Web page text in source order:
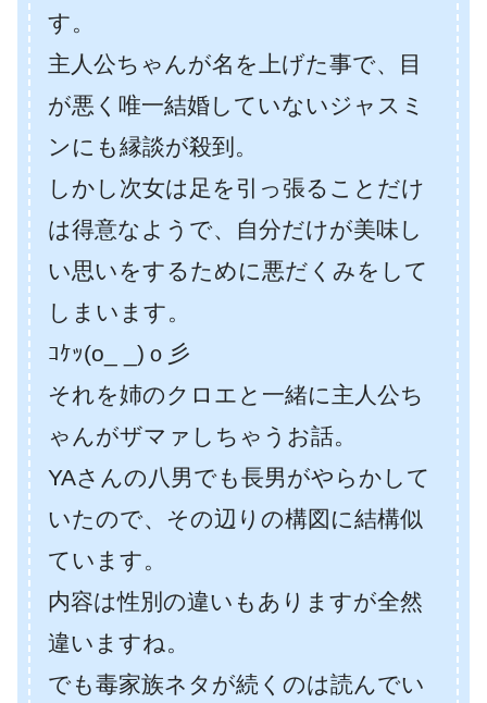
す。
主人公ちゃんが名を上げた事で、目
が悪く唯一結婚していないジャスミ
ンにも縁談が殺到。
しかし次女は足を引っ張ることだけ
は得意なようで、自分だけが美味し
い思いをするために悪だくみをして
しまいます。
ｺｹｯ(o_ _)ｏ彡
それを姉のクロエと一緒に主人公ち
ゃんがザマァしちゃうお話。
YAさんの八男でも長男がやらかして
いたので、その辺りの構図に結構似
ています。
内容は性別の違いもありますが全然
違いますね。
でも毒家族ネタが続くのは読んでい